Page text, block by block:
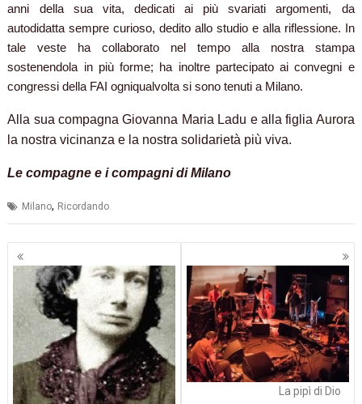
anni della sua vita, dedicati ai più svariati argomenti, da
autodidatta sempre curioso, dedito allo studio e alla riflessione. In
tale veste ha collaborato nel tempo alla nostra stampa
sostenendola in più forme; ha inoltre partecipato ai convegni e
congressi della FAI ogniqualvolta si sono tenuti a Milano.
Alla sua compagna Giovanna Maria Ladu e alla figlia Aurora
la nostra vicinanza e la nostra solidarietà più viva.
Le compagne e i compagni di Milano
Milano, Ricordando
Navigazione
articoli
La pipì di Dio